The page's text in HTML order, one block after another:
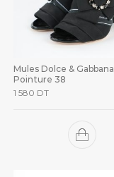
Mules Dolce & Gabbana
Pointure 38
1 580 DT